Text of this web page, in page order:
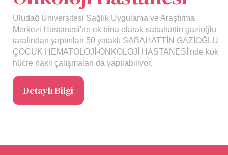
Uludağ Üniversitesi Sağlık Uygulama ve Araştırma
Merkezi Hastanesi'ne ek bina olarak sabahattin gazioğlu
tarafından yaptırılan 50 yataklı SABAHATTİN GAZİOĞLU
ÇOCUK HEMATOLOJİ-ONKOLOJİ HASTANESİ'nde kök
hücre nakil çalışmaları da yapılabiliyor.
Detaylı Bilgi